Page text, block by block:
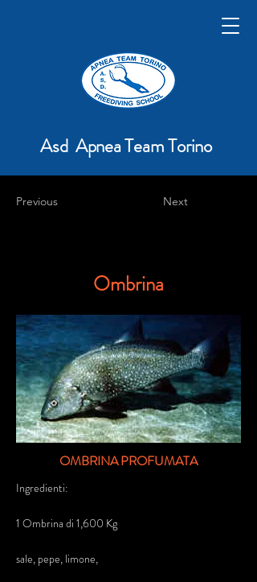
Asd Apnea Team Torino
Previous Next
Ombrina
OMBRINA PROFUMATA
Ingredienti:
1 Ombrina di 1,600 Kg
sale, pepe, limone,